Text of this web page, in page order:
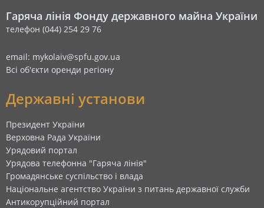
Гаряча лінія Фонду державного майна України
телефон (044) 254 29 76
email: mykolaiv@spfu.gov.ua
Всі об'єкти оренди регіону
Державні установи
Президент України
Верховна Рада України
Урядовий портал
Урядова телефонна "Гаряча лінія"
Громадянське суспільство і влада
Національне агентство України з питань державної служби
Антикорупційний портал